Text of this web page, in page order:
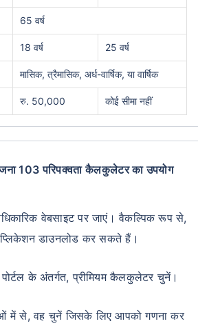
65 वर्ष
18 वर्ष 25 वर्ष
मासिक, त्रैमासिक, अर्ध-वार्षिक, या वार्षिक
रु. 50,000 कोई सीमा नहीं
वेबसाइट पर जाएं। वैकल्पिक रूप से,
डाउनलोड कर सकते हैं।
के अंतर्गत, प्रीमियम कैलकुलेटर चुनें।
में से, वह चुनें जिसके लिए आपको गणना कर